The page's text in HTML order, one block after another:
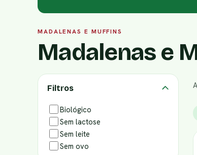
MADALENAS E MUFFINS
Madalenas e
Filtros
Biológico
Sem lactose
Sem leite
Sem ovo